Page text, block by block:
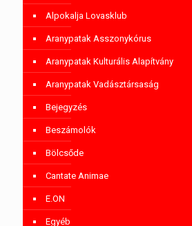
Alpokalja Lovasklub
Aranypatak Asszonykórus
Aranypatak Kulturális Alapítvány
Aranypatak Vadásztársaság
Bejegyzés
Beszámolók
Bölcsőde
Cantate Animae
E.ON
Egyéb